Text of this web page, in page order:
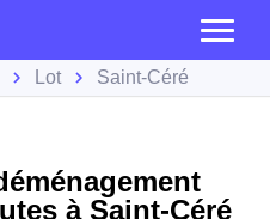
Lot Saint-Céré